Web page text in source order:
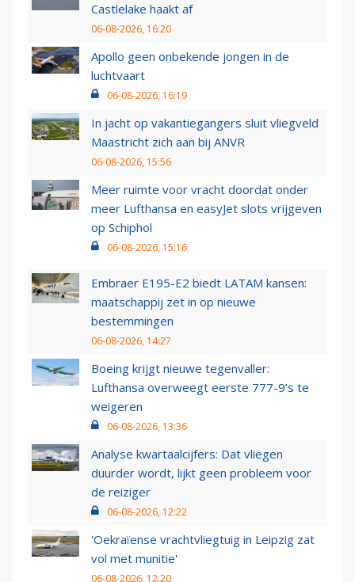
Castlelake haakt af
06-08-2026, 16:20
Apollo geen onbekende jongen in de
luchtvaart
06-08-2026, 16:19
In jacht op vakantiegangers sluit vliegveld
Maastricht zich aan bij ANVR
06-08-2026, 15:56
Meer ruimte voor vracht doordat onder
meer Lufthansa en easyJet slots vrijgeven
op Schiphol
06-08-2026, 15:16
Embraer E195-E2 biedt LATAM kansen:
maatschappij zet in op nieuwe
bestemmingen
06-08-2026, 14:27
Boeing krijgt nieuwe tegenvaller:
Lufthansa overweegt eerste 777-9’s te
weigeren
06-08-2026, 13:36
Analyse kwartaalcijfers: Dat vliegen
duurder wordt, lijkt geen probleem voor
de reiziger
06-08-2026, 12:22
'Oekraïense vrachtvliegtuig in Leipzig zat
vol met munitie'
06-08-2026, 12:20